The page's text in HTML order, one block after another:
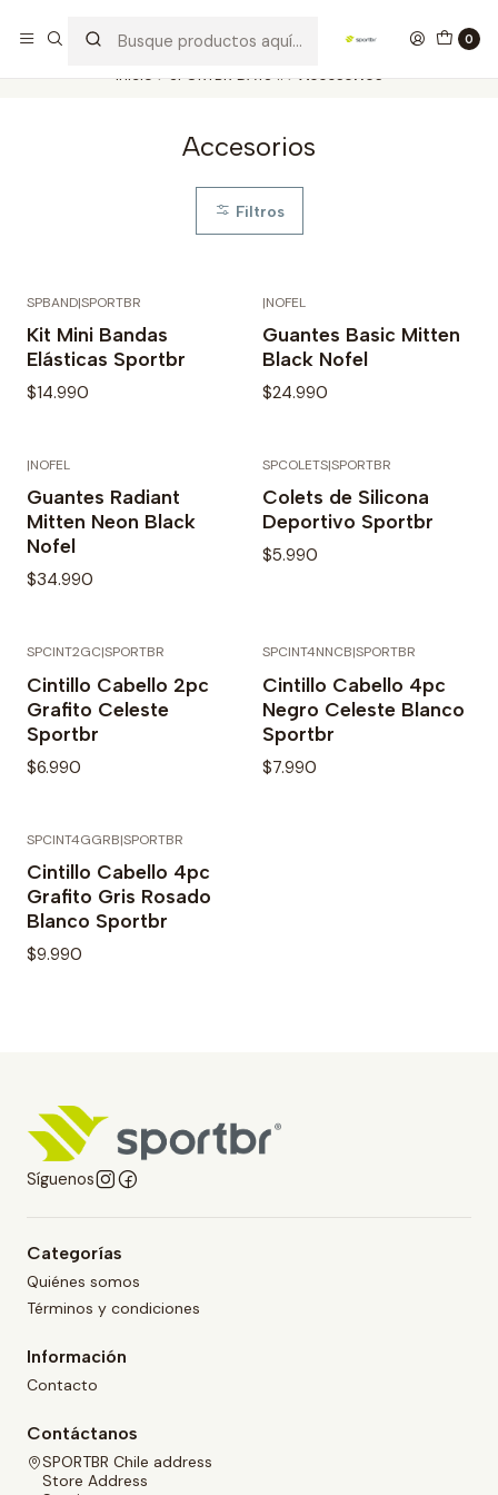
0
Inicio SPORTBR DAYS !! Accesorios
Accesorios
Filtros
SPBAND|SPORTBR
Kit Mini Bandas
Elásticas Sportbr
$14.990
|NOFEL
Guantes Basic Mitten
Black Nofel
$24.990
|NOFEL
Guantes Radiant
Mitten Neon Black
Nofel
$34.990
SPCOLETS|SPORTBR
Colets de Silicona
Deportivo Sportbr
$5.990
SPCINT2GC|SPORTBR
Cintillo Cabello 2pc
Grafito Celeste
Sportbr
$6.990
SPCINT4NNCB|SPORTBR
Cintillo Cabello 4pc
Negro Celeste Blanco
Sportbr
$7.990
SPCINT4GGRB|SPORTBR
Cintillo Cabello 4pc
Grafito Gris Rosado
Blanco Sportbr
$9.990
Síguenos
Categorías
Quiénes somos
Términos y condiciones
Información
Contacto
Contáctanos
SPORTBR Chile address
Store Address